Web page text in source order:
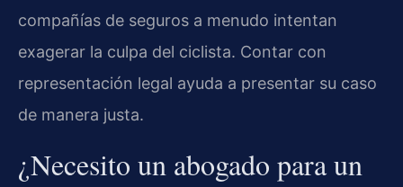
compañías de seguros a menudo intentan
exagerar la culpa del ciclista. Contar con
representación legal ayuda a presentar su caso
de manera justa.
¿Necesito un abogado para un